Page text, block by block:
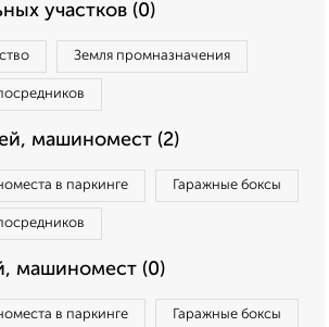
участков (0)
Земля промназначения
машиномест (2)
в паркинге Гаражные боксы
машиномест (0)
в паркинге Гаражные боксы